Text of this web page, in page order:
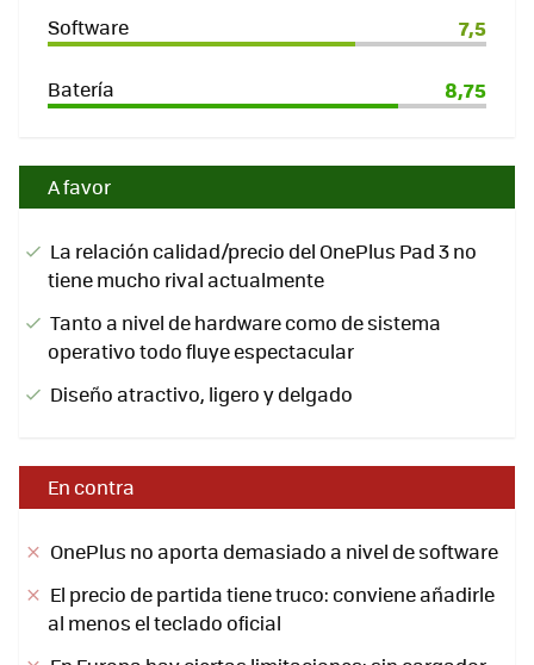
Software 7,5
Batería 8,75
A favor
La relación calidad/precio del OnePlus Pad 3 no
tiene mucho rival actualmente
Tanto a nivel de hardware como de sistema
operativo todo fluye espectacular
Diseño atractivo, ligero y delgado
En contra
OnePlus no aporta demasiado a nivel de software
El precio de partida tiene truco: conviene añadirle
al menos el teclado oficial